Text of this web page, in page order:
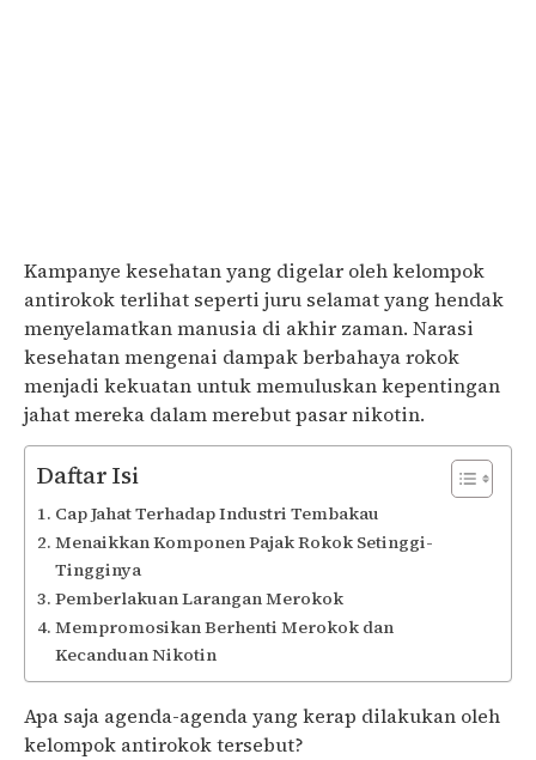
Kampanye kesehatan yang digelar oleh kelompok
antirokok terlihat seperti juru selamat yang hendak
menyelamatkan manusia di akhir zaman. Narasi
kesehatan mengenai dampak berbahaya rokok
menjadi kekuatan untuk memuluskan kepentingan
jahat mereka dalam merebut pasar nikotin.
Daftar Isi
Cap Jahat Terhadap Industri Tembakau
Menaikkan Komponen Pajak Rokok Setinggi-
Tingginya
Pemberlakuan Larangan Merokok
Mempromosikan Berhenti Merokok dan
Kecanduan Nikotin
Apa saja agenda-agenda yang kerap dilakukan oleh
kelompok antirokok tersebut?